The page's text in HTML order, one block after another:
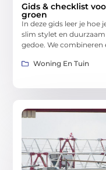
Gids & checklist
groen
In deze gids leer je hoe
slim stylet en
gedoe. We combineren
Woning En Tuin